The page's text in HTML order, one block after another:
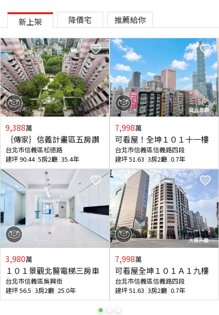
新上架 降價宅 推薦給你
9,388萬
｛傳家｝信義計畫區五房讚
台北市信義區松德路
建坪90.44 5房2廳 35.4年
3,980萬
１０１景觀北醫電梯三房車
台北市信義區吳興街
建坪56.5 3房2廳 25.0年
7,998萬
可看屋！全坤１０１十一樓
台北市信義區信義路四段
建坪51.63 3房2廳 0.7年
7,998萬
可看屋全坤１０１Ａ１九樓
台北市信義區信義路四段
建坪51.63 3房2廳 0.7年